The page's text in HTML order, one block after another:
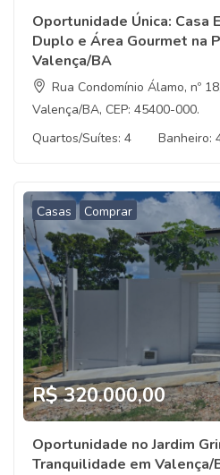
Oportunidade Única: Casa
Duplo e Área Gourmet na
Valença/BA
Rua Condomínio Álamo, nº
Valença/BA, CEP: 45400-000.
Quartos/Suítes: 4 Banheiro:
Casas Comprar
R$ 320.000,00
Oportunidade no Jardim
Tranquilidade em Valença/